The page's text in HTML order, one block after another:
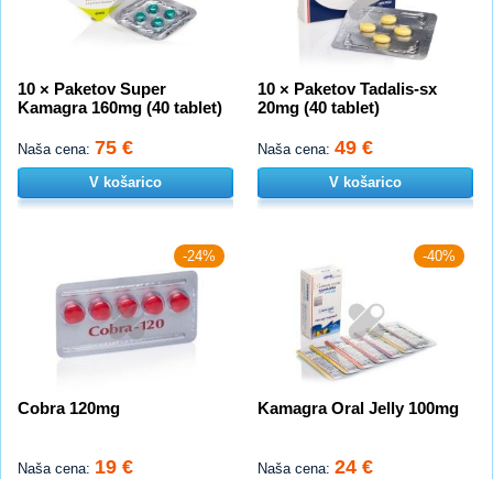
10 × Paketov Super
Kamagra 160mg (40 tablet)
Naša cena: 75 €
V košarico
10 × Paketov Tadalis-sx
20mg (40 tablet)
Naša cena: 49 €
V košarico
-24%
Cobra 120mg
Naša cena: 19 €
-40%
Kamagra Oral Jelly 100mg
Naša cena: 24 €